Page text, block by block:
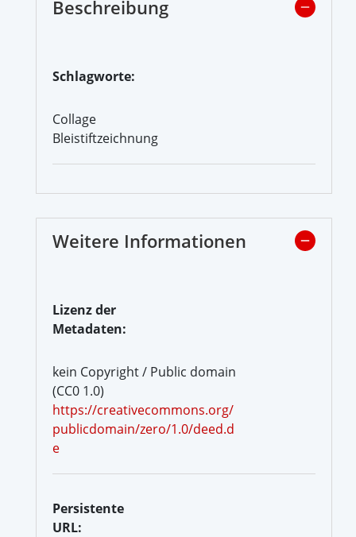
Beschreibung
Schlagworte:
Collage
Bleistiftzeichnung
Weitere Informationen
Lizenz der
Metadaten:
kein Copyright / Public domain
(CC0 1.0)
https://creativecommons.org/
publicdomain/zero/1.0/deed.d
e
Persistente
URL: